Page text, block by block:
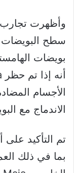
سطح البويضات
بويضات
الأجسام
الاندماج مع
بما في ذلك